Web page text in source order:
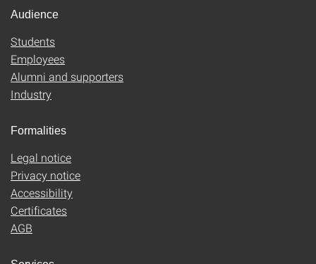
Audience
Students
Employees
Alumni and supporters
Industry
Formalities
Legal notice
Privacy notice
Accessibility
Certificates
AGB